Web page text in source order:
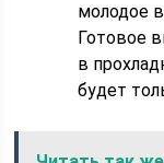
молодое
Готовое
в
будет